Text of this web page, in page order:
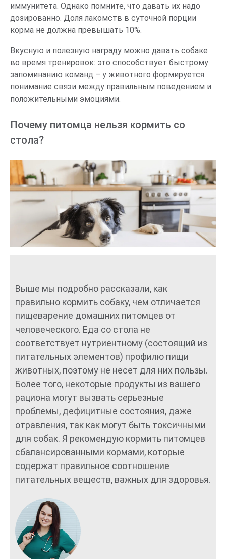
иммунитета. Однако помните, что давать их надо
дозированно. Доля лакомств в суточной порции
корма не должна превышать 10%.
Вкусную и полезную награду можно давать собаке
во время тренировок: это способствует быстрому
запоминанию команд – у животного формируется
понимание связи между правильным поведением и
положительными эмоциями.
Почему питомца нельзя кормить со
стола?
Выше мы подробно рассказали, как
правильно кормить собаку, чем отличается
пищеварение домашних питомцев от
человеческого. Еда со стола не
соответствует нутриентному (состоящий из
питательных элементов) профилю пищи
животных, поэтому не несет для них пользы.
Более того, некоторые продукты из вашего
рациона могут вызвать серьезные
проблемы, дефицитные состояния, даже
отравления, так как могут быть токсичными
для собак. Я рекомендую кормить питомцев
сбалансированными кормами, которые
содержат правильное соотношение
питательных веществ, важных для здоровья.